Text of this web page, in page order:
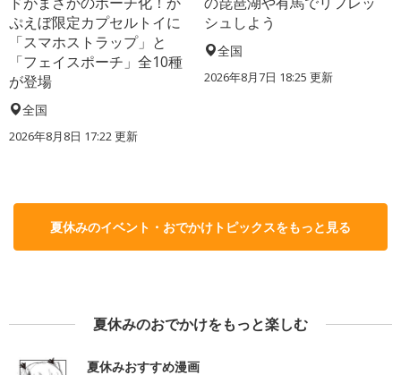
ぷえぼ限定カプセルトイに
「スマホストラップ」と
「フェイスポーチ」全10種
が登場
全国
2026年8月8日 17:22更新
シュしよう
全国
2026年8月7日 18:25 更新
夏休みのイベント・おでかけトピックスをもっと見る
夏休みのおでかけをもっと楽しむ
夏休みおすすめ漫画